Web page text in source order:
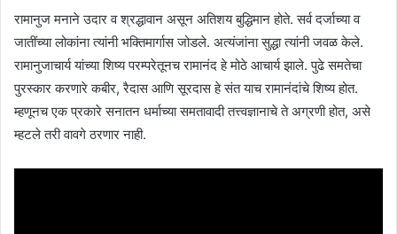
रामानुज मनाने उदार व श्रद्धावान असून अतिशय बुद्धिमान होते. सर्व दर्जाच्या व
जातींच्या लोकांना त्यांनी भक्तिमार्गास जोडले. अत्यंजांना सुद्धा त्यांनी जवळ केले.
रामानुजाचार्य यांच्या शिष्य परम्परेतूनच रामानंद हे मोठे आचार्य झाले. पुढे समतेचा
पुरस्कार करणारे कबीर, रैदास आणि सूरदास हे संत याच रामानंदांचे शिष्य होत.
म्हणूनच एक प्रकारे सनातन धर्माच्या समतावादी तत्त्वज्ञानाचे ते अग्रणी होत, असे
म्हटले तरी वावगे ठरणार नाही.